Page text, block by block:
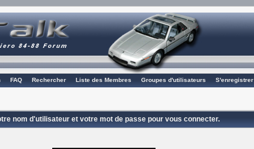
FAQ Rechercher Liste des Membres Groupes d'utilisateurs S'enregistrer
nom d'utilisateur et votre mot de passe pour vous connecter.